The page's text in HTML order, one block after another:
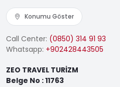
Konumu Göster
Call Center: (0850) 314 91 93
Whatsapp: +902428443505
ZEO TRAVEL TURİZM
Belge No : 11763